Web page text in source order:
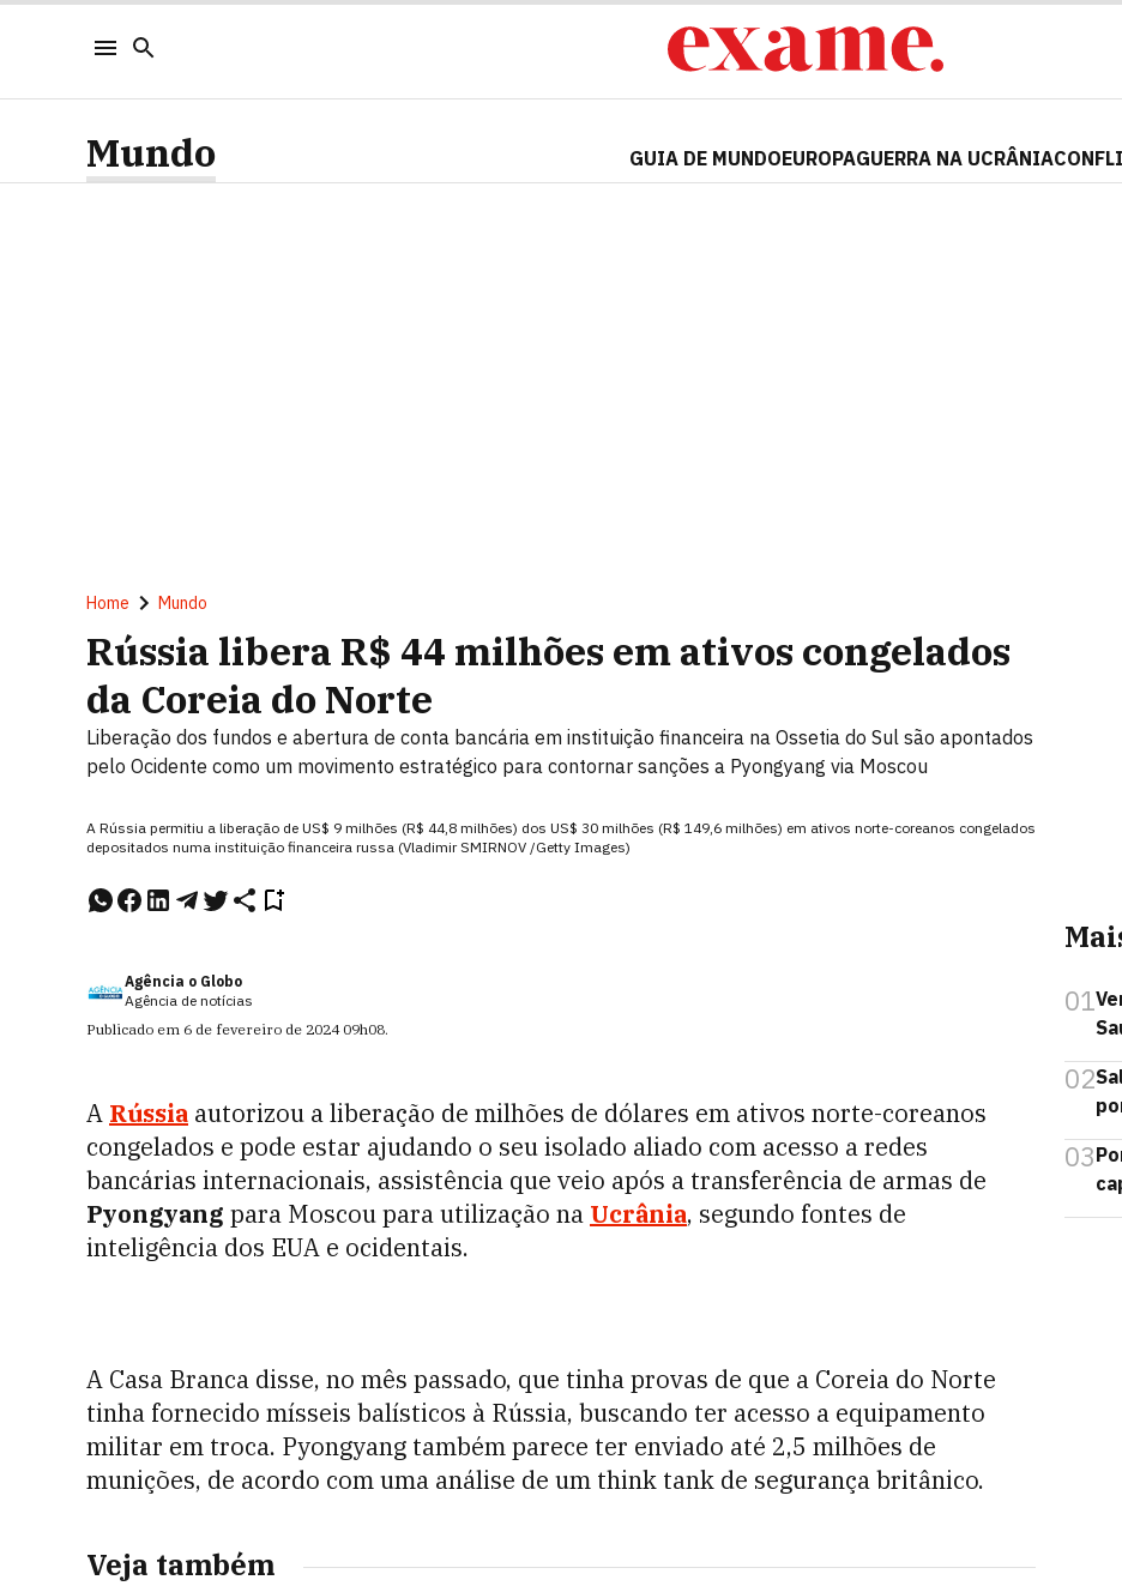
Mundo GUIA DE MUNDOEUROPAGUERRA NA UCRÂNIA
Home Mundo
Rússia libera R$ 44 milhões em ativos congelados
da Coreia do Norte
Liberação dos fundos e abertura de conta bancária em instituição financeira na Ossetia do Sul são apontados
pelo Ocidente como um movimento estratégico para contornar sanções a Pyongyang via Moscou
A Rússia permitiu a liberação de US$ 9 milhões (R$ 44,8 milhões) dos US$ 30 milhões (R$ 149,6 milhões) em ativos norte-coreanos congelados
depositados numa instituição financeira russa (Vladimir SMIRNOV /Getty Images)
Agência o Globo
Agência de notícias
Publicado em 6 de fevereiro de 2024 09h08.
A Rússia autorizou a liberação de milhões de dólares em ativos norte-coreanos
congelados e pode estar ajudando o seu isolado aliado com acesso a redes
bancárias internacionais, assistência que veio após a transferência de armas de
Pyongyang para Moscou para utilização na Ucrânia, segundo fontes de
inteligência dos EUA e ocidentais.
A Casa Branca disse, no mês passado, que tinha provas de que a Coreia do Norte
tinha fornecido mísseis balísticos à Rússia, buscando ter acesso a equipamento
militar em troca. Pyongyang também parece ter enviado até 2,5 milhões de
munições, de acordo com uma análise de um think tank de segurança britânico.
Veja também
01
02
03